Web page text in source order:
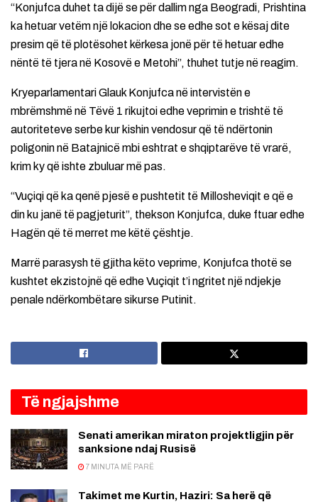
“Konjufca duhet ta dijë se për dallim nga Beogradi, Prishtina
ka hetuar vetëm një lokacion dhe se edhe sot e kësaj dite
presim që të plotësohet kërkesa jonë për të hetuar edhe
nëntë të tjera në Kosovë e Metohi”, thuhet tutje në reagim.
Kryeparlamentari Glauk Konjufca në intervistën e
mbrëmshmë në Tëvë 1 rikujtoi edhe veprimin e trishtë të
autoriteteve serbe kur kishin vendosur që të ndërtonin
poligonin në Batajnicë mbi eshtrat e shqiptarëve të vrarë,
krim ky që ishte zbuluar më pas.
“Vuçiqi që ka qenë pjesë e pushtetit të Millosheviqit e që e
din ku janë të pagjeturit”, thekson Konjufca, duke ftuar edhe
Hagën që të merret me këtë çështje.
Marrë parasysh të gjitha këto veprime, Konjufca thotë se
kushtet ekzistojnë që edhe Vuçiqit t’i ngritet një ndjekje
penale ndërkombëtare sikurse Putinit.
Të ngjajshme
Senati amerikan miraton projektligjin për
sanksione ndaj Rusisë
7 MINUTA MË PARË
Takimet me Kurtin, Haziri: Sa herë që